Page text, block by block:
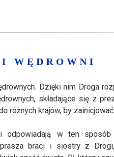
WĘDROWNI
Dzięki nim Droga
składające się z
różnych krajów, by
odpowiadają w ten
braci i siostry z